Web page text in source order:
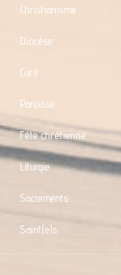
Christianisme
Diocèse
Curé
Paroisse
Fête chrétienne
Liturgie
Sacrements
Saint(e)s